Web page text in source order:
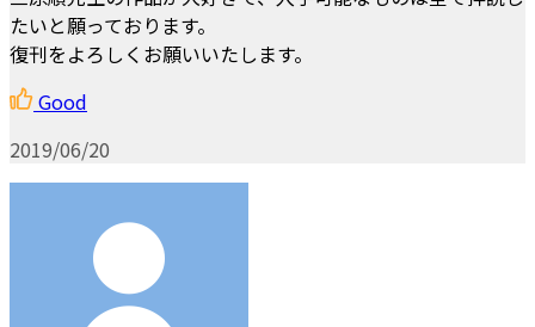
たいと願っております。
復刊をよろしくお願いいたします。
Good
2019/06/20